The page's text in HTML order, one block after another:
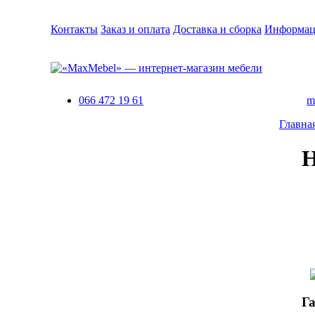
Контакты Заказ и оплата Доставка и сборка
066 472 19 61